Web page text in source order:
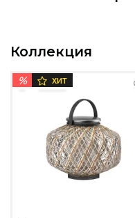
Бренды
Коллекция
% ХИТ